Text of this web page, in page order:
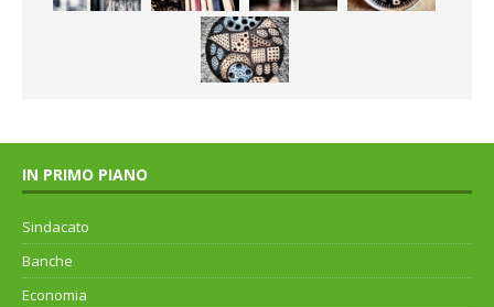
IN PRIMO PIANO
Sindacato
Banche
Economia